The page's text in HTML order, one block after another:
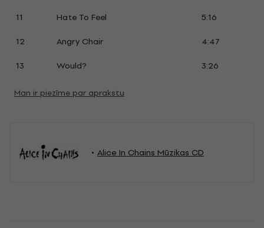
11
Hate To Feel
5:16
12
Angry Chair
4:47
13
Would? 3:26
Man ir piezīme par aprakstu
Alice In Chains Mūzikas CD